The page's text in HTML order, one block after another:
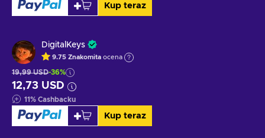
Kup teraz
DigitalKeys
9.75 Znakomita ocena
19,99 USD-36%
12,73 USD
11% Cashbacku
Kup teraz